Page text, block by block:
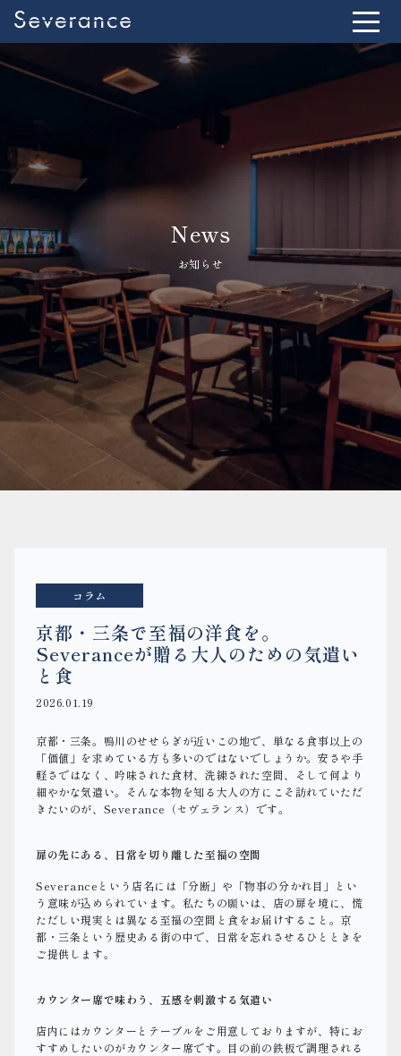
News
お知らせ
コラム
京都・三条で至福の洋食を。
Severanceが贈る大人のための気遣い
と食
2026.01.19
京都・三条。鴨川のせせらぎが近いこの地で、単なる食事以上の
「価値」を求めている方も多いのではないでしょうか。安さや手
軽さではなく、吟味された食材、洗練された空間、そして何より
細やかな気遣い。そんな本物を知る大人の方にこそ訪れていただ
きたいのが、Severance（セヴェランス）です。
扉の先にある、日常を切り離した至福の空間
Severanceという店名には「分断」や「物事の分かれ目」とい
う意味が込められています。私たちの願いは、店の扉を境に、慌
ただしい現実とは異なる至福の空間と食をお届けすること。京
都・三条という歴史ある街の中で、日常を忘れさせるひとときを
ご提供します。
カウンター席で味わう、五感を刺激する気遣い
店内にはカウンターとテーブルをご用意しておりますが、特にお
すすめしたいのがカウンター席です。目の前の鉄板で調理される